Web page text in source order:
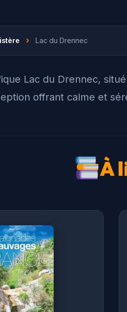
› Lac du Drennec
Lac du Drennec,
offrant calme et
À